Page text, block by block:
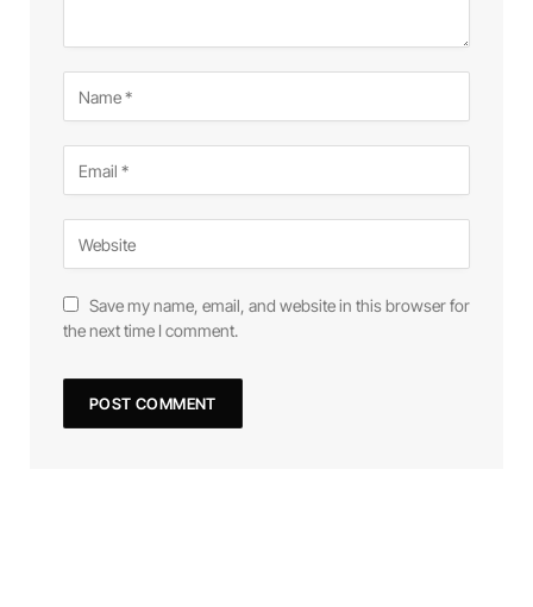
Save my name, email, and website in this browser for
the next time I comment.